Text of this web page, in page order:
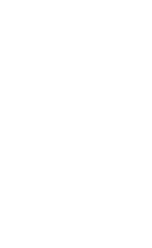
allí se desarrolla
ocupación del
Fuentes i
Branca visita a su
escondida entre las
su llegada, la
transformarse. Los
la desaparición de
sueños, recuerdos y